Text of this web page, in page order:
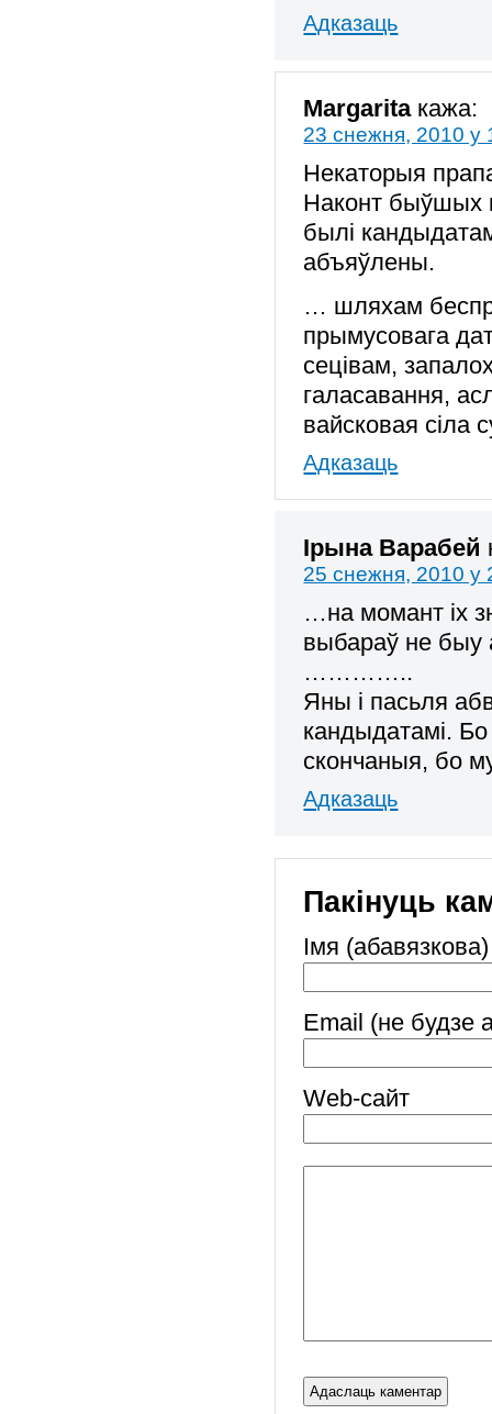
Адказаць
Margarita кажа:
23 снежня, 2010 у
Некаторыя
Наконт быўшых
былi
абъяўлены.
… шляхам
прымусовага
сецiвам,
галасавання,
вайсковая сілa
Адказаць
Ірына Варабей
25 снежня, 2010 у
…на момант iх
выбараў не
…………..
Яны і пасьля
кандыдатамі.
скончаныя, бо
Адказаць
Пакінуць
Імя (абавязкова)
Email (не будзе
Web-cайт